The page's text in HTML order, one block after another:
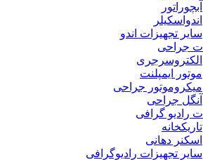
آبچوراتور
اندواسکیلر
سایر تجهیزات اندو
جراحی
الکتروسرجری
موتور ایمپلنت
میکروموتور جراحی
آنگل جراحی
رادیو گرافی
تاریکخانه
اسکنر دهانی
سایر تجهیزات رادیوگرافی